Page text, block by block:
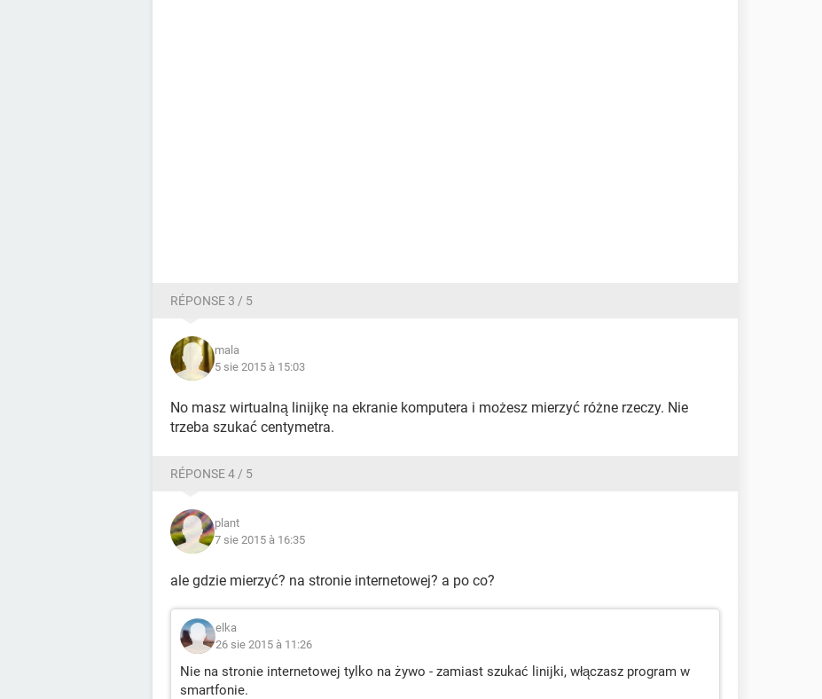
RÉPONSE 3 / 5
mala
5 sie 2015 à 15:03
No masz wirtualną linijkę na ekranie komputera i możesz mierzyć różne rzeczy. Nie
trzeba szukać centymetra.
RÉPONSE 4 / 5
plant
7 sie 2015 à 16:35
ale gdzie mierzyć? na stronie internetowej? a po co?
elka
26 sie 2015 à 11:26
Nie na stronie internetowej tylko na żywo - zamiast szukać linijki, włączasz program w
smartfonie.